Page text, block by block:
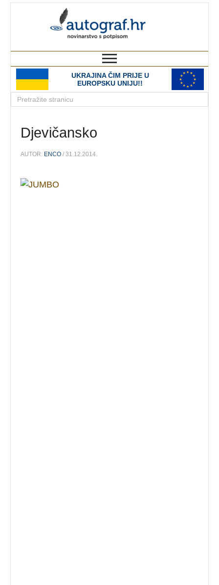
UKRAJINA ČIM PRIJE U
EUROPSKU UNIJU!!
Djevičansko
AUTOR: ENCO / 31.12.2014.